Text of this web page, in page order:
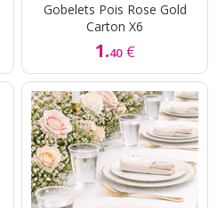
Gobelets Pois Rose Gold
Carton X6
1.40 €